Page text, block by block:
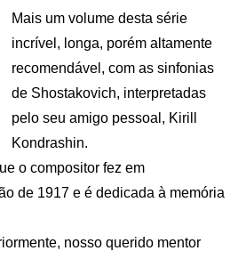
Mais um volume desta série
incrível, longa, porém altamente
recomendável, com as sinfonias
de Shostakovich, interpretadas
pelo seu amigo pessoal, Kirill
Kondrashin.
o compositor fez em
de 1917 e é dedicada à memória
nosso querido mentor